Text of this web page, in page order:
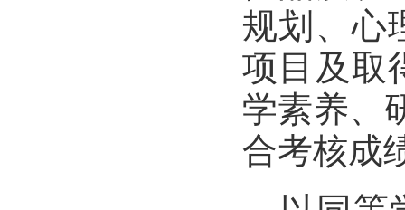
规划、心
项目及取
学素养、
合考核成